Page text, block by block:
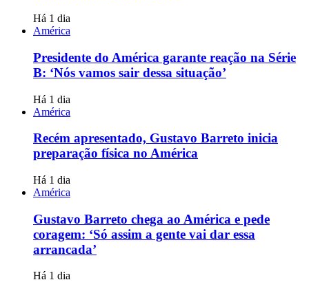
Há 1 dia
América
Presidente do América garante reação na Série
B: ‘Nós vamos sair dessa situação’
Há 1 dia
América
Recém apresentado, Gustavo Barreto inicia
preparação física no América
Há 1 dia
América
Gustavo Barreto chega ao América e pede
coragem: ‘Só assim a gente vai dar essa
arrancada’
Há 1 dia